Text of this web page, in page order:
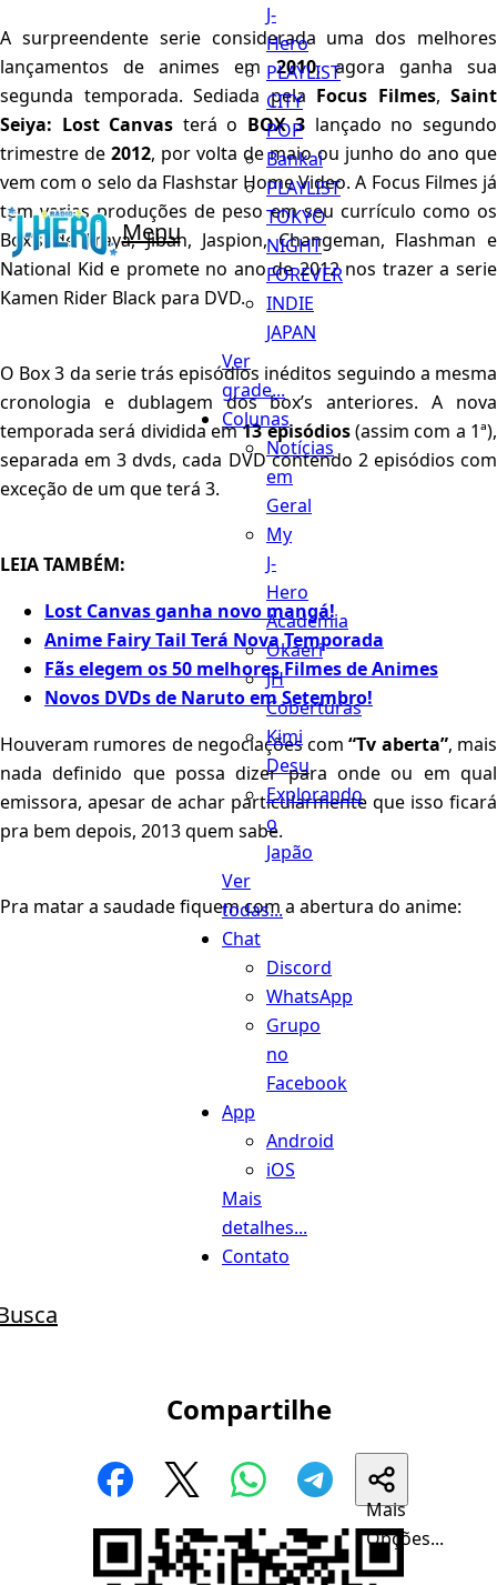
Menu
J-
Hero
PLAYLIST
CITY
POP
Bankai
PLAYLIST
TOKYO
NIGHT
FOREVER
INDIE
JAPAN
Ver
grade...
Colunas
Notícias
em
Geral
My
J-
Hero
Academia
Okaeri
JH
Coberturas
Kimi
Desu
Explorando
o
Japão
Ver
todas...
Chat
Discord
WhatsApp
Grupo
no
Facebook
App
Android
iOS
Mais
detalhes...
Contato
A surpreendente serie considerada uma dos melhores
lançamentos de animes em2010, agora ganha sua
segunda temporada. Sediada pela Focus Filmes, Saint
Seiya: Lost Canvas terá o BOX 3 lançado no segundo
trimestre de 2012, por volta de maio ou junho do ano que
vem com o selo da Flashstar Home Video. A Focus Filmes já
tem varias produções de peso em seu currículo como os
Box’s de Jiraya, Jiban, Jaspion, Changeman, Flashman e
National Kid e promete no ano de 2012 nos trazer a serie
Kamen Rider Black para DVD.
O Box 3 da serie trás episódios inéditos seguindo a mesma
cronologia e dublagem dos box’s anteriores. A nova
temporada será dividida em13 episódios(assim com a 1ª),
separada em 3 dvds, cada DVD contendo 2 episódios com
exceção de um que terá 3.
LEIA TAMBÉM:
Lost Canvas ganha novo mangá!
Anime Fairy Tail Terá Nova Temporada
Fãs elegem os 50 melhores Filmes de Animes
Novos DVDs de Naruto em Setembro!
Houveram rumores de negociações com“Tv aberta”, mais
nada definido que possa dizer para onde ou em qual
emissora, apesar de achar particularmente que isso ficará
pra bem depois, 2013 quem sabe.
Pra matar a saudade fiquem com a abertura do anime:
Compartilhe
Mais
Opções...